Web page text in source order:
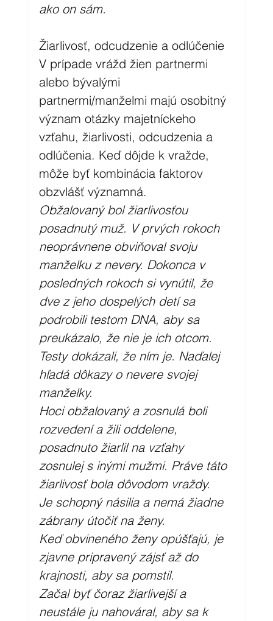
ako on sám.
Žiarlivosť, odcudzenie a odlúčenie
V prípade vrážd žien partnermi
alebo bývalými
partnermi/manželmi majú osobitný
význam otázky majetníckeho
vzťahu, žiarlivosti, odcudzenia a
odlúčenia. Keď dôjde k vražde,
môže byť kombinácia faktorov
obzvlášť významná.
Obžalovaný bol žiarlivosťou
posadnutý muž. V prvých rokoch
neoprávnene obviňoval svoju
manželku z nevery. Dokonca v
posledných rokoch si vynútil, že
dve z jeho dospelých detí sa
podrobili testom DNA, aby sa
preukázalo, že nie je ich otcom.
Testy dokázali, že ním je. Naďalej
hľadá dôkazy o nevere svojej
manželky.
Hoci obžalovaný a zosnulá boli
rozvedení a žili oddelene,
posadnuto žiarlil na vzťahy
zosnulej s inými mužmi. Práve táto
žiarlivosť bola dôvodom vraždy.
Je schopný násilia a nemá žiadne
zábrany útočiť na ženy.
Keď obvineného ženy opúšťajú, je
zjavne pripravený zájsť až do
krajnosti, aby sa pomstil.
Začal byť čoraz žiarlivejší a
neustále ju nahováral, aby sa k